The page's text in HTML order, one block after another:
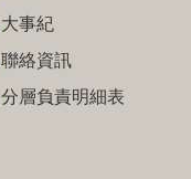
大事紀
聯絡資訊
分層負責明細表